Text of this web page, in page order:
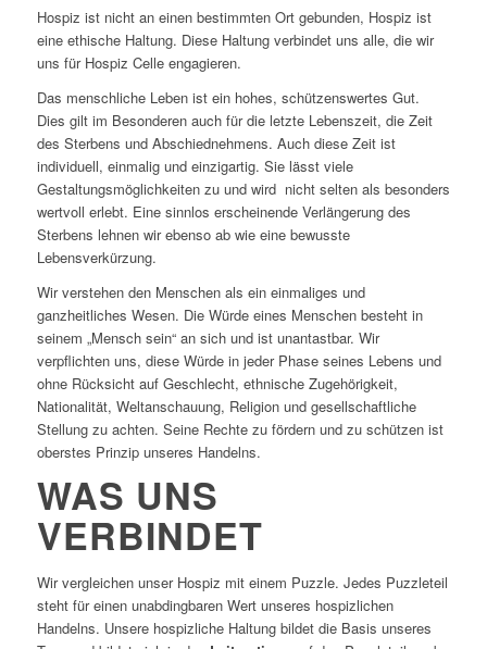
Hospiz ist nicht an einen bestimmten Ort gebunden, Hospiz ist
eine ethische Haltung. Diese Haltung verbindet uns alle, die wir
uns für Hospiz Celle engagieren.
Das menschliche Leben ist ein hohes, schützenswertes Gut.
Dies gilt im Besonderen auch für die letzte Lebenszeit, die Zeit
des Sterbens und Abschiednehmens. Auch diese Zeit ist
individuell, einmalig und einzigartig. Sie lässt viele
Gestaltungsmöglichkeiten zu und wird nicht selten als besonders
wertvoll erlebt. Eine sinnlos erscheinende Verlängerung des
Sterbens lehnen wir ebenso ab wie eine bewusste
Lebensverkürzung.
Wir verstehen den Menschen als ein einmaliges und
ganzheitliches Wesen. Die Würde eines Menschen besteht in
seinem „Mensch sein“ an sich und ist unantastbar. Wir
verpflichten uns, diese Würde in jeder Phase seines Lebens und
ohne Rücksicht auf Geschlecht, ethnische Zugehörigkeit,
Nationalität, Weltanschauung, Religion und gesellschaftliche
Stellung zu achten. Seine Rechte zu fördern und zu schützen ist
oberstes Prinzip unseres Handelns.
WAS UNS
VERBINDET
Wir vergleichen unser Hospiz mit einem Puzzle. Jedes Puzzleteil
steht für einen unabdingbaren Wert unseres hospizlichen
Handelns. Unsere hospizliche Haltung bildet die Basis unseres